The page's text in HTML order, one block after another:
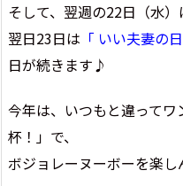
そして、翌週の22日（水）
翌日23日は 「 いい夫妻の
日が続きます♪
今年は、いつもと違って
杯！」で、
ボジョレーヌーボーを楽